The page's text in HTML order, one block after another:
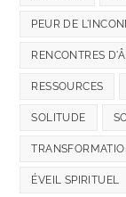
PEUR DE
RENCONTRES
RESSOURCES
SOLITUDE
ÉVEIL SPIRITUEL